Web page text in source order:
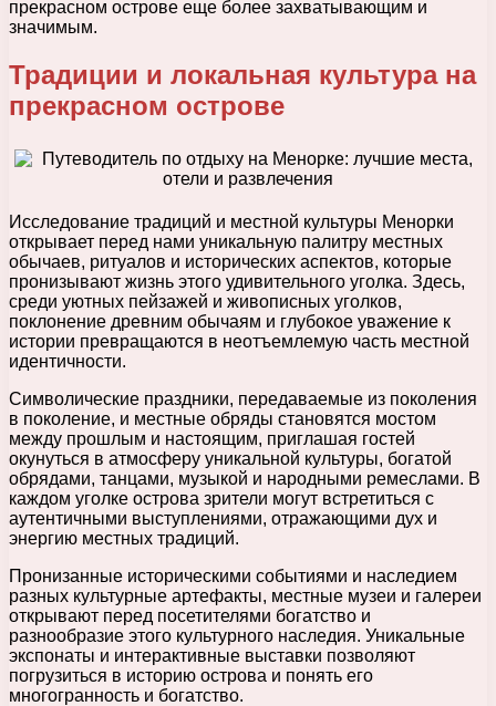
прекрасном острове еще более захватывающим и
значимым.
Традиции и локальная культура на
прекрасном острове
Исследование традиций и местной культуры Менорки
открывает перед нами уникальную палитру местных
обычаев, ритуалов и исторических аспектов, которые
пронизывают жизнь этого удивительного уголка. Здесь,
среди уютных пейзажей и живописных уголков,
поклонение древним обычаям и глубокое уважение к
истории превращаются в неотъемлемую часть местной
идентичности.
Символические праздники, передаваемые из поколения
в поколение, и местные обряды становятся мостом
между прошлым и настоящим, приглашая гостей
окунуться в атмосферу уникальной культуры, богатой
обрядами, танцами, музыкой и народными ремеслами. В
каждом уголке острова зрители могут встретиться с
аутентичными выступлениями, отражающими дух и
энергию местных традиций.
Пронизанные историческими событиями и наследием
разных культурные артефакты, местные музеи и галереи
открывают перед посетителями богатство и
разнообразие этого культурного наследия. Уникальные
экспонаты и интерактивные выставки позволяют
погрузиться в историю острова и понять его
многогранность и богатство.